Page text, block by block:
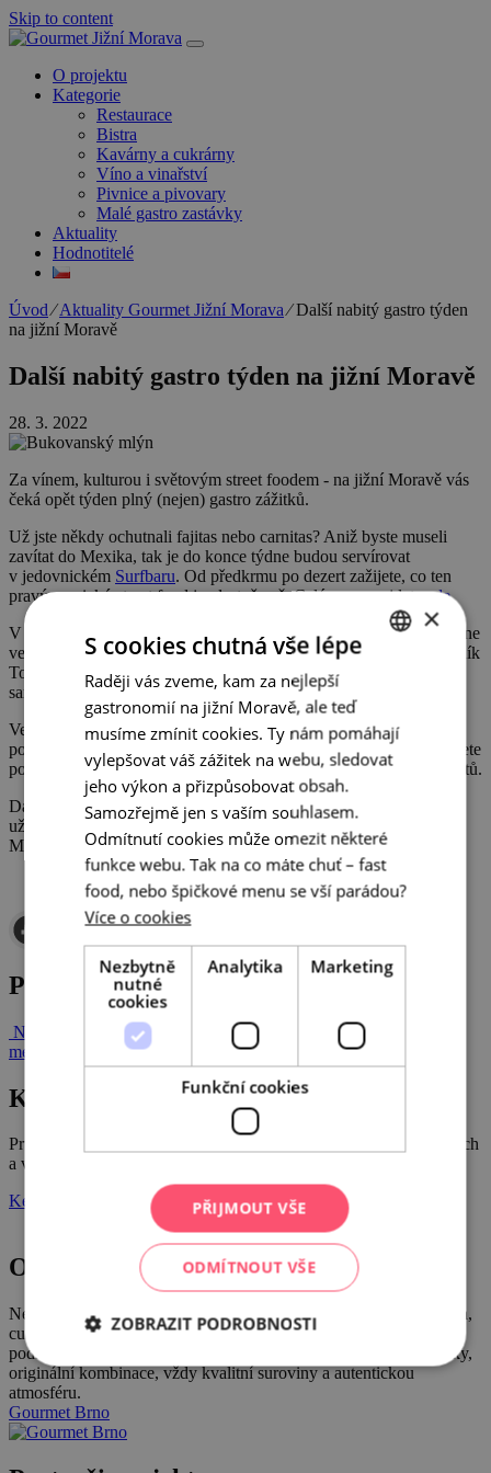
Skip to content
O projektu
Kategorie
Restaurace
Bistra
Kavárny a cukrárny
Víno a vinařství
Pivnice a pivovary
Malé gastro zastávky
Aktuality
Hodnotitelé
Úvod⁄Aktuality Gourmet Jižní Morava⁄Další nabitý gastro týden
na jižní Moravě
Další nabitý gastro týden na jižní Moravě
28. 3. 2022
Za vínem, kulturou i světovým street foodem - na jižní Moravě vás
čeká opět týden plný (nejen) gastro zážitků.
Už jste někdy ochutnali fajitas nebo carnitas? Aniž byste museli
zavítat do Mexika, tak je do konce týdne budou servírovat
v jedovnickém Surfbaru. Od předkrmu po dezert zažijete, co ten
pravý mexický street food je vlastně zač. Celé menu najdetezde.
V pátek vyražte za kulturou! V kyjovské kavárně
Pražírna proběhne
vernisáž výstavy „Za hranicí“ a večer zahraje elektronický hudebník
Tom Holič. V přítomnosti dobré kávy a vyladěných dezertů,
samozřejmě.
Velikonoce se blíží. Program vSonnentoruse už tento víkend
ponese v duchu těchto svátků. S dětmi si nabarvíte vajíčka a upletete
pomlázku nebo se jen zastavte ochutnat jeden z tematických dezertů.
Další speciální víkend naBukovanském mlýně? Tentokrát si jej
užijete se sklenkou vína v ruce. V neděli okoštujete vína z celé
Moravy za doprovodu cimbálové muziky.
Post navigation
Nominujte TOP podniky 2022
Kam zajít v týdnu na degustační
menu?
Katalog Gourmet
Průvodce po úžasných restauracích, bistrech, kavárnách, vinařstvích
a vinotékách, pivnicích a pivovarech jižní Moravy!
Ke stažení
Ochutnejte Brno
Nechte se provést po nejlepších brněnských restauracích a bistrech,
cukrárnách, kavárnách, vinárnách, pivnicích, barech a nových
podnicích v kategorii S sebou. Zaručujeme skvělé chuťové zážitky,
originální kombinace, vždy kvalitní suroviny a autentickou
atmosféru.
Gourmet Brno
GERMAN
×
S cookies chutná vše lépe
Raději vás zveme, kam za nejlepší
gastronomií na jižní Moravě, ale teď
musíme zmínit cookies. Ty nám pomáhají
vylepšovat váš zážitek na webu, sledovat
jeho výkon a přizpůsobovat obsah.
Samozřejmě jen s vaším souhlasem.
Odmítnutí cookies může omezit některé
funkce webu. Tak na co máte chuť – fast
food, nebo špičkové menu se vší parádou?
Více o cookies
Nezbytně
nutné
cookies
Analytika Marketing
Funkční cookies
PŘIJMOUT VŠE
ODMÍTNOUT VŠE
ZOBRAZIT PODROBNOSTI